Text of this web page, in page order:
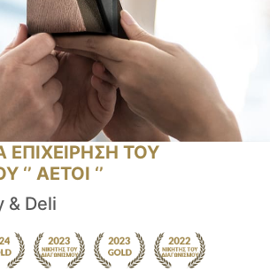
ΕΠΙΧΕΙΡΗΣΗ ΤΟΥ
ΑΕΤΟΙ ‘’
& Deli